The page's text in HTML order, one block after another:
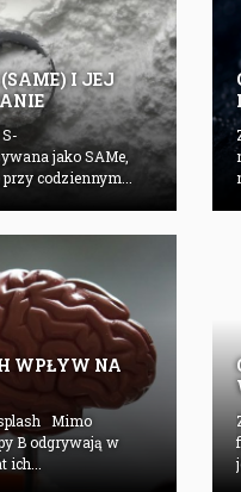
I JEJ
jako SAMe,
codziennym...
WPŁYW NA
Mimo
B odgrywają w